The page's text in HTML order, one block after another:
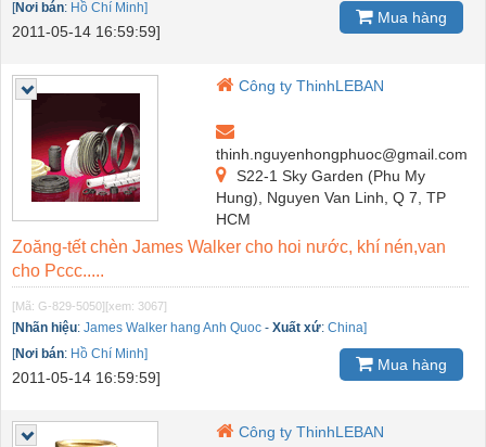
[Nơi bán: Hồ Chí Minh]
2011-05-14 16:59:59]
Mua hàng
Công ty ThinhLEBAN
thinh.nguyenhongphuoc@gmail.com
S22-1 Sky Garden (Phu My
Hung), Nguyen Van Linh, Q 7, TP
HCM
Zoăng-tết chèn James Walker cho hoi nước, khí nén,van
cho Pccc.....
[Mã: G-829-5050][xem: 3067]
[Nhãn hiệu: James Walker hang Anh Quoc - Xuất xứ: China]
[Nơi bán: Hồ Chí Minh]
2011-05-14 16:59:59]
Mua hàng
Công ty ThinhLEBAN